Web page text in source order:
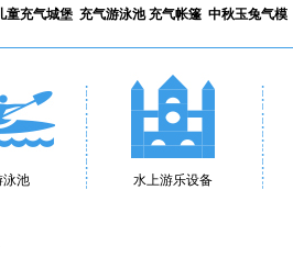
童充气城堡 充气游泳池充气帐篷 中秋玉兔气模
泳池 水上游乐设备